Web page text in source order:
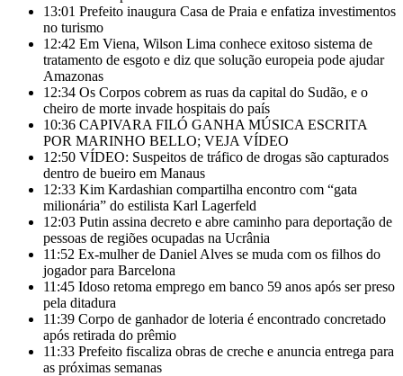
13:01 Prefeito inaugura Casa de Praia e enfatiza investimentos
no turismo
12:42 Em Viena, Wilson Lima conhece exitoso sistema de
tratamento de esgoto e diz que solução europeia pode ajudar
Amazonas
12:34 Os Corpos cobrem as ruas da capital do Sudão, e o
cheiro de morte invade hospitais do país
10:36 CAPIVARA FILÓ GANHA MÚSICA ESCRITA
POR MARINHO BELLO; VEJA VÍDEO
12:50 VÍDEO: Suspeitos de tráfico de drogas são capturados
dentro de bueiro em Manaus
12:33 Kim Kardashian compartilha encontro com “gata
milionária” do estilista Karl Lagerfeld
12:03 Putin assina decreto e abre caminho para deportação de
pessoas de regiões ocupadas na Ucrânia
11:52 Ex-mulher de Daniel Alves se muda com os filhos do
jogador para Barcelona
11:45 Idoso retoma emprego em banco 59 anos após ser preso
pela ditadura
11:39 Corpo de ganhador de loteria é encontrado concretado
após retirada do prêmio
11:33 Prefeito fiscaliza obras de creche e anuncia entrega para
as próximas semanas